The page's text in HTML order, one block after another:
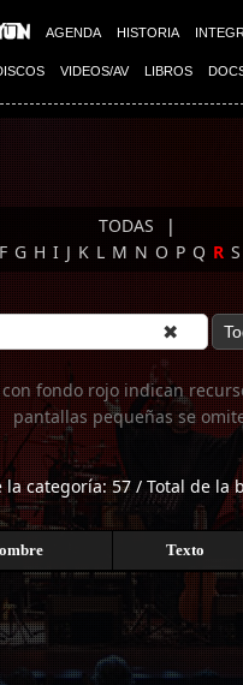
AGENDA HISTORIA
VIDEOS/AV LIBROS
TODAS
|
F G H I J K L M N O P Q R S
✖
fondo rojo indican
pantallas pequeñas se
la categoría: 57 / Total de la
Texto